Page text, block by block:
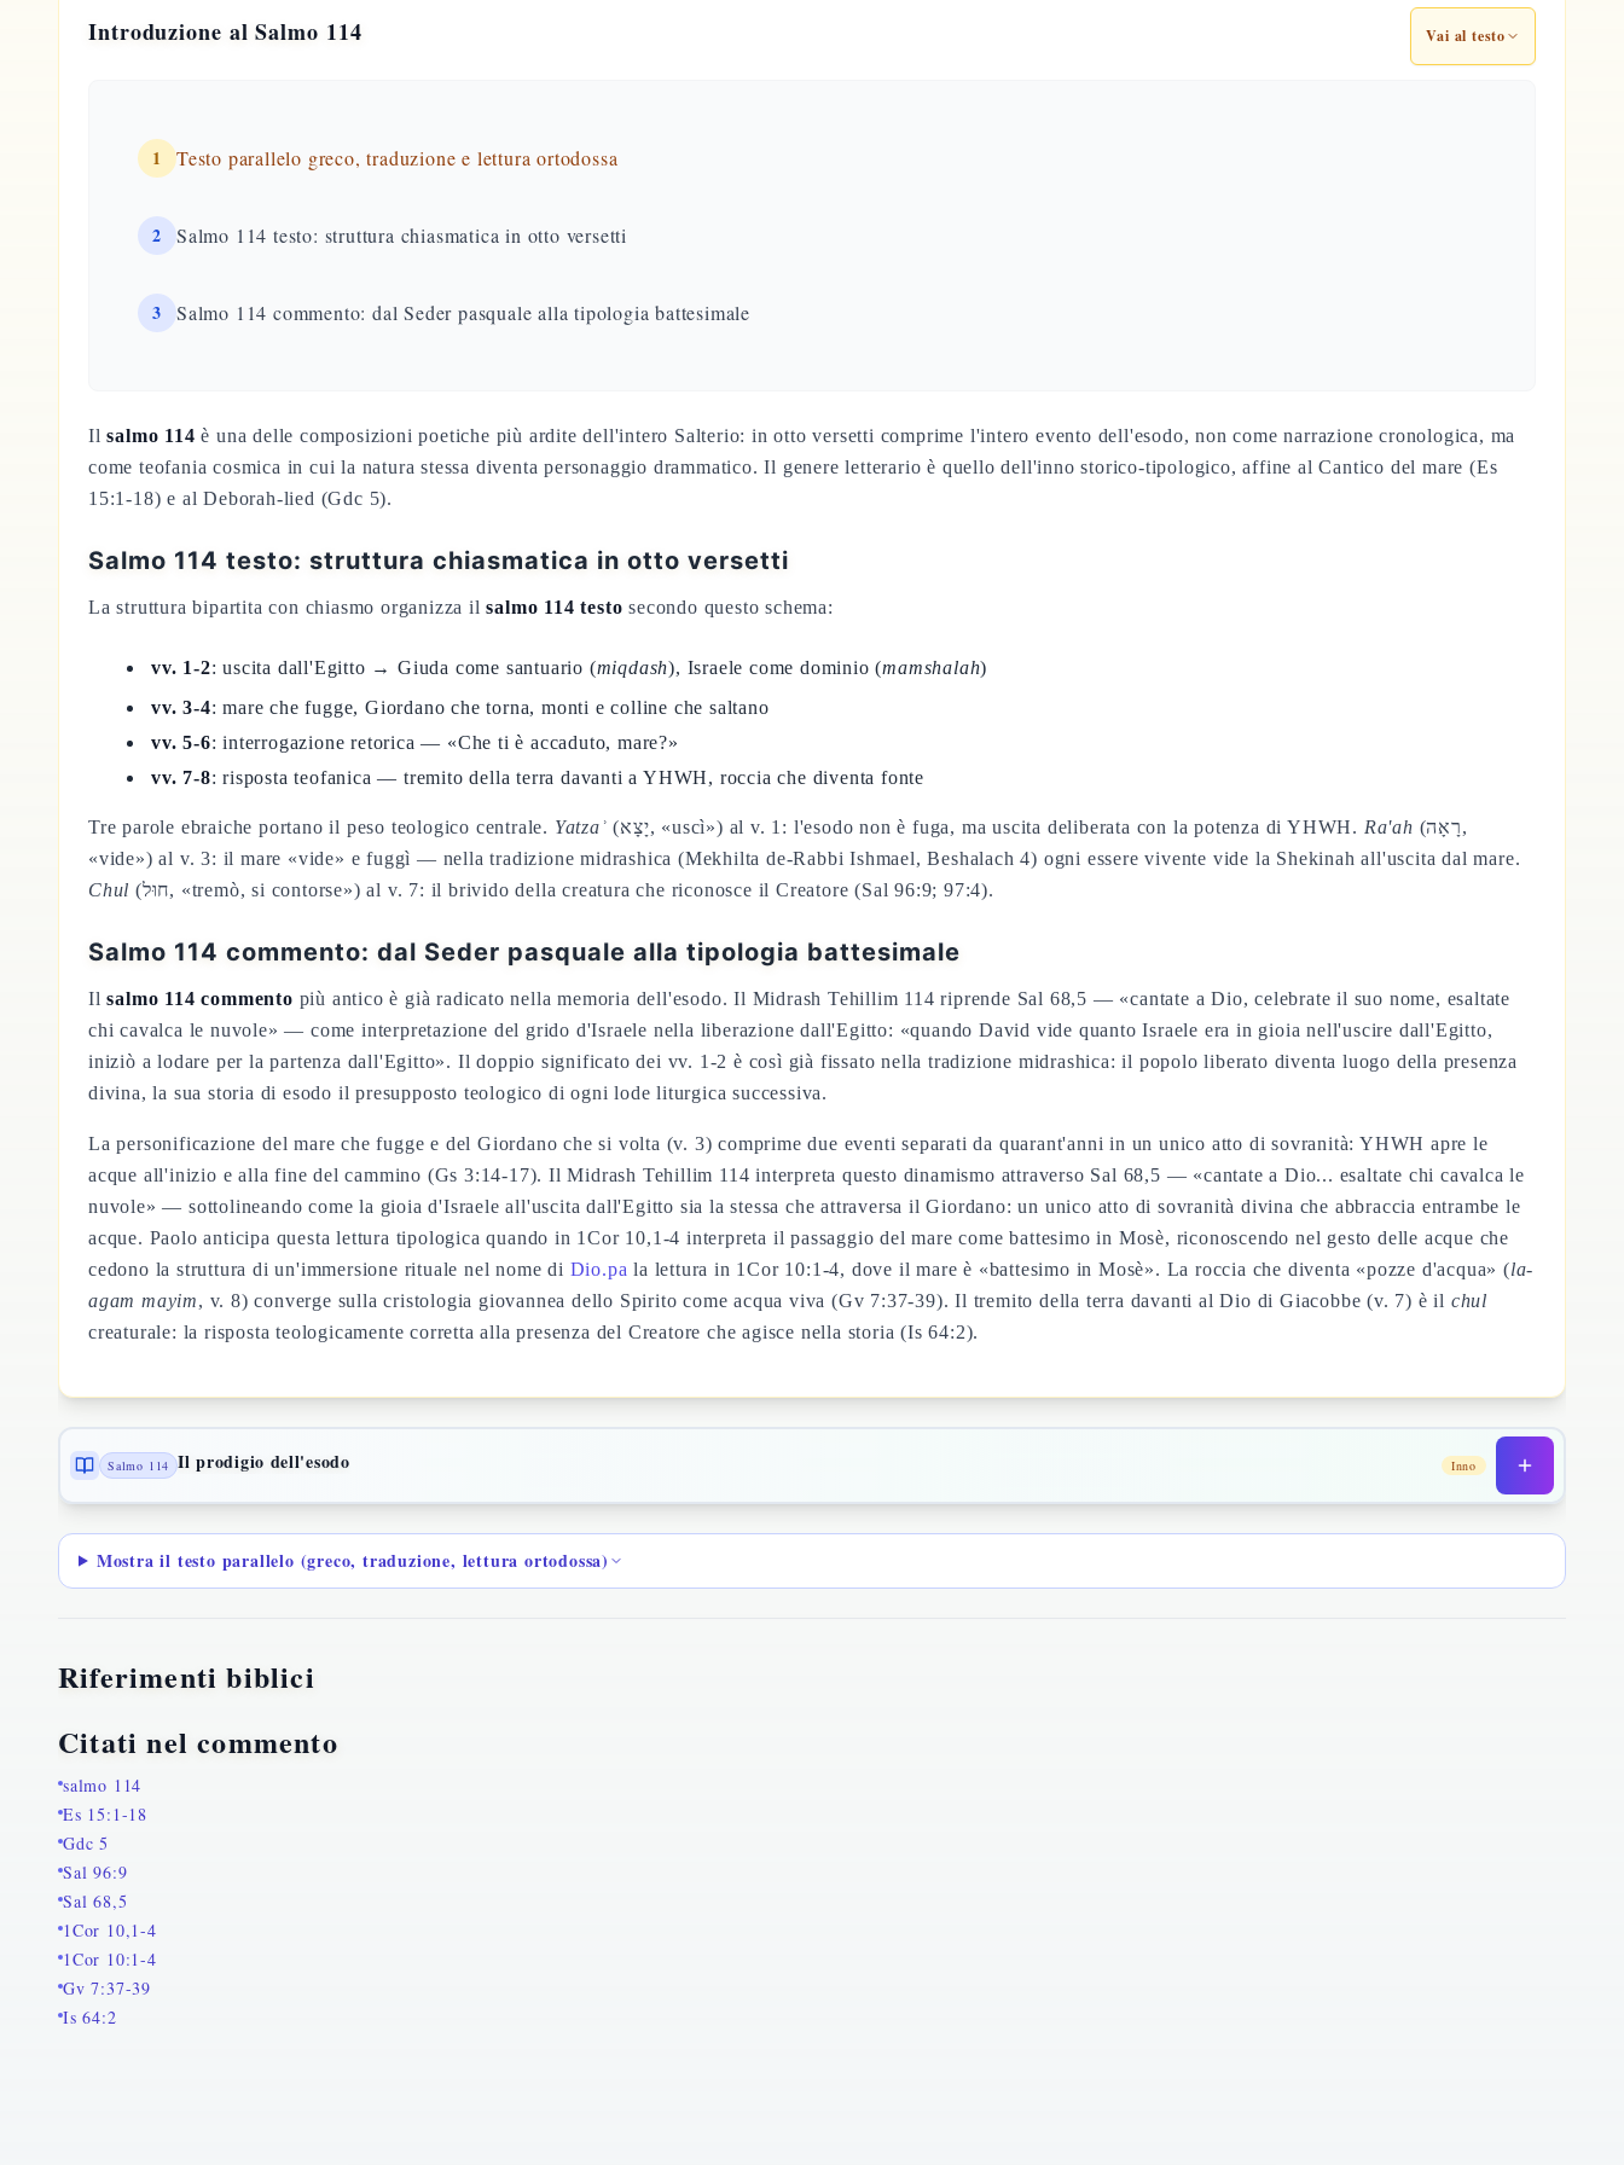
Introduzione al Salmo 114 Vai al testo
1 Testo parallelo greco, traduzione e lettura ortodossa
2 Salmo 114 testo: struttura chiasmatica in otto versetti
3 Salmo 114 commento: dal Seder pasquale alla tipologia battesimale
Ilsalmo 114 è una delle composizioni poetiche più ardite dell'intero Salterio: in otto versetti comprime l'intero evento dell'esodo, non come narrazione cronologica, ma
come teofania cosmica in cui la natura stessa diventa personaggio drammatico. Il genere letterario è quello dell'inno storico-tipologico, affine al Cantico del mare (Es
15:1-18) e al Deborah-lied (Gdc 5).
Salmo 114 testo: struttura chiasmatica in otto versetti
La struttura bipartita con chiasmo organizza ilsalmo 114 testo secondo questo schema:
vv. 1-2: uscita dall'Egitto → Giuda come santuario (miqdash), Israele come dominio (mamshalah)
vv. 3-4: mare che fugge, Giordano che torna, monti e colline che saltano
vv. 5-6: interrogazione retorica — «Che ti è accaduto, mare?»
vv. 7-8: risposta teofanica — tremito della terra davanti a YHWH, roccia che diventa fonte
Tre parole ebraiche portano il peso teologico centrale. Yatzaʾ (יָצָא, «uscì») al v. 1: l'esodo non è fuga, ma uscita deliberata con la potenza di YHWH. Ra'ah (רָאָה,
«vide») al v. 3: il mare «vide» e fuggì — nella tradizione midrashica (Mekhilta de-Rabbi Ishmael, Beshalach 4) ogni essere vivente vide la Shekinah all'uscita dal mare.
Chul
(חוּל, «tremò, si contorse») al v. 7: il brivido della creatura che riconosce il Creatore (Sal 96:9; 97:4).
Salmo 114 commento: dal Seder pasquale alla tipologia battesimale
Ilsalmo 114 commento più antico è già radicato nella memoria dell'esodo. Il Midrash Tehillim 114 riprende Sal 68,5 — «cantate a Dio, celebrate il suo nome, esaltate
chi cavalca le nuvole» — come interpretazione del grido d'Israele nella liberazione dall'Egitto: «quando David vide quanto Israele era in gioia nell'uscire dall'Egitto,
iniziò a lodare per la partenza dall'Egitto». Il doppio significato dei vv. 1-2 è così già fissato nella tradizione midrashica: il popolo liberato diventa luogo della presenza
divina, la sua storia di esodo il presupposto teologico di ogni lode liturgica successiva.
La personificazione del mare che fugge e del Giordano che si volta (v. 3) comprime due eventi separati da quarant'anni in un unico atto di sovranità: YHWH apre le
acque all'inizio e alla fine del cammino (Gs 3:14-17). Il Midrash Tehillim 114 interpreta questo dinamismo attraverso Sal 68,5 — «cantate a Dio... esaltate chi cavalca le
nuvole» — sottolineando come la gioia d'Israele all'uscita dall'Egitto sia la stessa che attraversa il Giordano: un unico atto di sovranità divina che abbraccia entrambe le
acque. Paolo anticipa questa lettura tipologica quando in 1Cor 10,1-4 interpreta il passaggio del mare come battesimo in Mosè, riconoscendo nel gesto delle acque che
cedono la struttura di un'immersione rituale nel nome di Dio.pa la lettura in 1Cor 10:1-4, dove il mare è «battesimo in Mosè». La roccia che diventa «pozze d'acqua» (la-
agam mayim, v. 8) converge sulla cristologia giovannea dello Spirito come acqua viva (Gv 7:37-39). Il tremito della terra davanti al Dio di Giacobbe (v. 7) è il chul
creaturale: la risposta teologicamente corretta alla presenza del Creatore che agisce nella storia (Is 64:2).
Salmo 114 Il prodigio dell'esodo Inno
Mostra il testo parallelo (greco, traduzione, lettura ortodossa)
Riferimenti biblici
Citati nel commento
salmo 114
Es 15:1-18
Gdc 5
Sal 96:9
Sal 68,5
1Cor 10,1-4
1Cor 10:1-4
Gv 7:37-39
Is 64:2